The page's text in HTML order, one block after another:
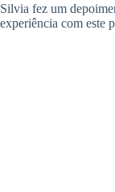
Silvia fez um
experiência com este